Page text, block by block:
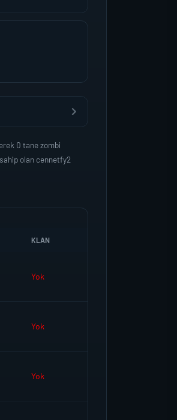
0 tane zombi
olan cennetfy2
KLAN
Yok
Yok
Yok